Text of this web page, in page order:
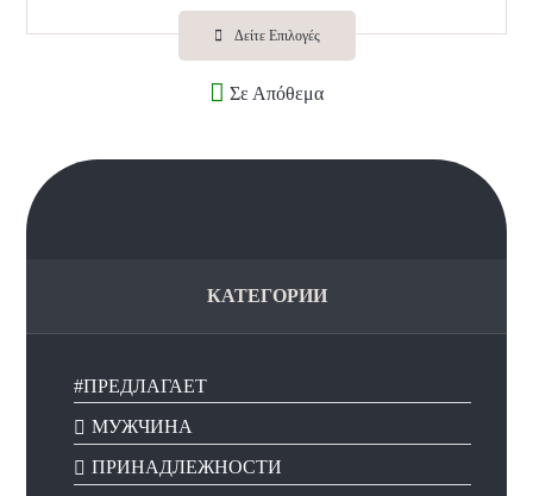
е
н
к
а
0
5
Δείτε Επιλογές
Σε Απόθεμα
КАТЕГОРИИ
#ПРЕДЛАГАЕТ
МУЖЧИНА
ПРИНАДЛЕЖНОСТИ